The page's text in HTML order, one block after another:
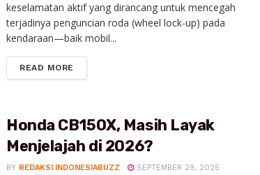
keselamatan aktif yang dirancang untuk mencegah
terjadinya penguncian roda (wheel lock-up) pada
kendaraan—baik mobil...
READ MORE
Honda CB150X, Masih Layak
Menjelajah di 2026?
BY REDAKSI INDONESIABUZZ SEPTEMBER 29, 2025